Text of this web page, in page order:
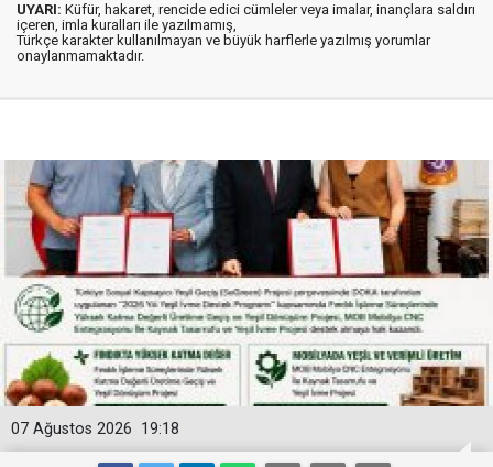
UYARI: Küfür, hakaret, rencide edici cümleler veya imalar, inançlara saldırı
içeren, imla kuralları ile yazılmamış,
Türkçe karakter kullanılmayan ve büyük harflerle yazılmış yorumlar
onaylanmamaktadır.
19:18
07 Ağustos 2026